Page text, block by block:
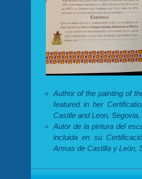
Author of the painting of
featured in her
Castile and Leon,
Autor de la pintura del
incluida en su
Armas de Castilla y León,